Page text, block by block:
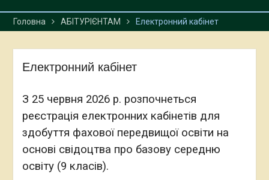
Головна АБІТУРІЄНТАМ Електронний кабінет
Електронний кабінет
З 25 червня 2026 р. розпочнеться
реєстрація електронних кабінетів для
здобуття фахової передвищої освіти на
основі свідоцтва про базову середню
освіту (9 класів).